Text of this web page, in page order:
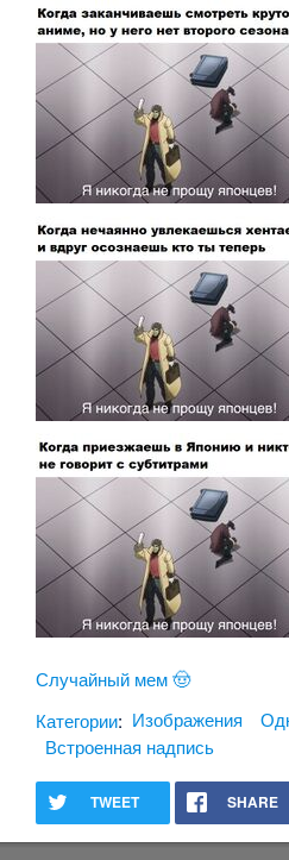
Случайный мем 🤠
Категории: Изображения
Встроенная надпись
TWEET SHARE